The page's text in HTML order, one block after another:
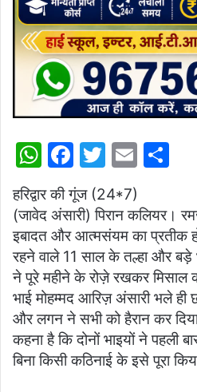
W
at
s
A
p
p
F
a
c
e
b
o
o
k
T
w
itt
er
E
ai
l
ar
e
हरिद्वार की गूंज (24*7)
(जावेद अंसारी) पिरान कलियर।
इबादत और आत्मसंयम का प्रतीक
रहने वाले 11 साल के तल्हा और बड़े
ने पूरे महीने के रोज़े रखकर मिसाल
भाई मोहम्मद आरिज़ अंसारी भले ही
और लगन ने सभी को हैरान कर
कहना है कि दोनों भाइयों ने पहली
बिना किसी कठिनाई के इसे पूरा